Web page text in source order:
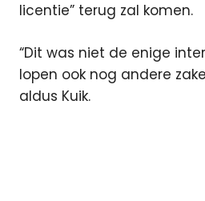
licentie” terug zal komen.
“Dit was niet de enige
lopen ook nog andere
aldus Kuik.